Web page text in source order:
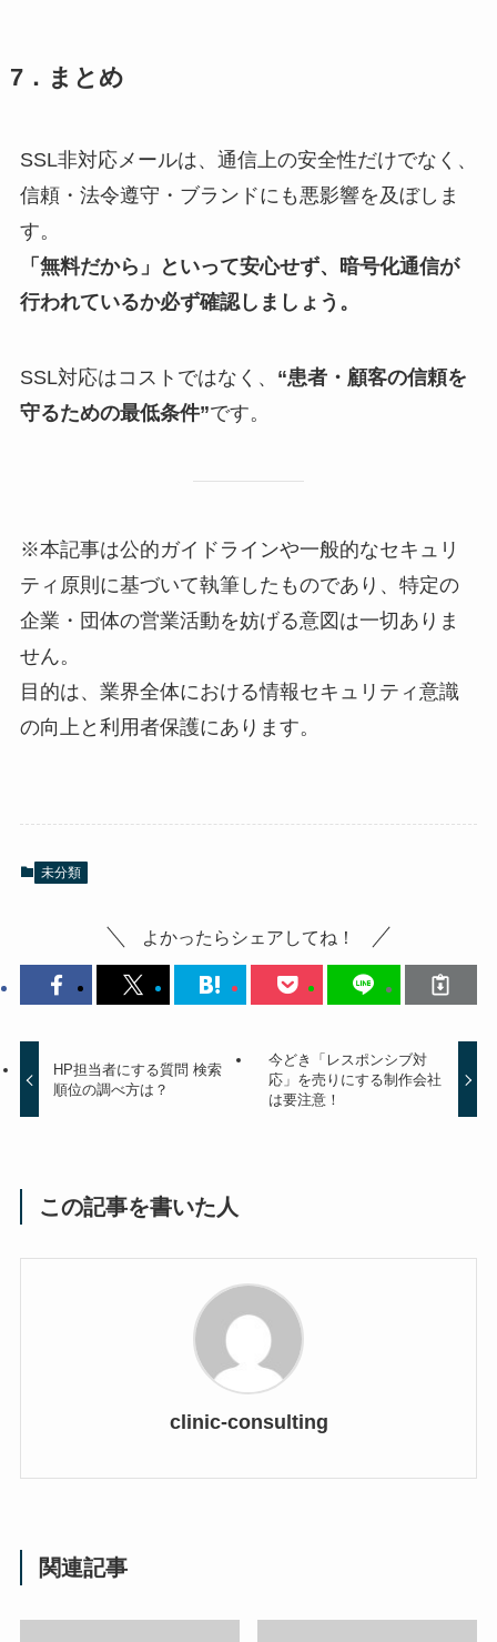
7．まとめ
SSL非対応メールは、通信上の安全性だけでなく、
信頼・法令遵守・ブランドにも悪影響を及ぼしま
す。
「無料だから」といって安心せず、暗号化通信が
行われているか必ず確認しましょう。
SSL対応はコストではなく、 “患者・顧客の信頼を
守るための最低条件”です。
※本記事は公的ガイドラインや一般的なセキュリ
ティ原則に基づいて執筆したものであり、特定の
企業・団体の営業活動を妨げる意図は一切ありま
せん。
目的は、業界全体における情報セキュリティ意識
の向上と利用者保護にあります。
未分類
よかったらシェアしてね！
HP担当者にする質問 検索
順位の調べ方は？
今どき「レスポンシブ対
応」を売りにする制作会社
は要注意！
この記事を書いた人
clinic-consulting
関連記事